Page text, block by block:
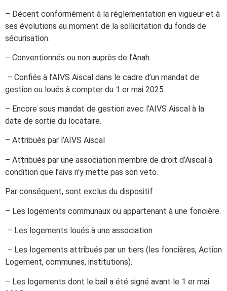
– Décent conformément à la réglementation en vigueur et à
ses évolutions au moment de la sollicitation du fonds de
sécurisation.
– Conventionnés ou non auprès de l’Anah.
– Confiés à l’AIVS Aiscal dans le cadre d’un mandat de
gestion ou loués à compter du 1 er mai 2025.
– Encore sous mandat de gestion avec l’AIVS Aiscal à la
date de sortie du locataire.
– Attribués par l’AIVS Aiscal
– Attribués par une association membre de droit d’Aiscal à
condition que l’aivs n’y mette pas son veto.
Par conséquent, sont exclus du dispositif :
– Les logements communaux ou appartenant à une foncière.
– Les logements loués à une association.
– Les logements attribués par un tiers (les foncières, Action
Logement, communes, institutions).
– Les logements dont le bail a été signé avant le 1 er mai